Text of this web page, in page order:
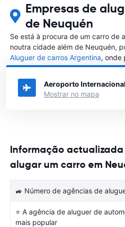
Empresas de
de Neuquén
Se está à procura de um carro de
noutra cidade além de Neuquén,
Aluguer de carros Argentina, onde
cidade em Argentina que gostaria
Aeroporto
Mostrar no mapa
Informação
alugar um carro em
🚙 Número de agências de
⭐ A agência de aluguer de
mais popular